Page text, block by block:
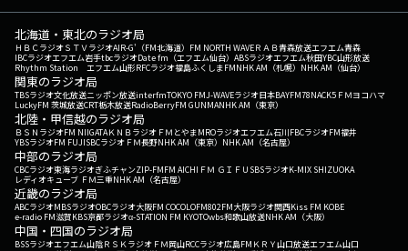
北海道・東北のラジオ局
ＨＢＣラジオＳＴＶラジオAIR-G'（FM北海道） FM NORTH WAVEＲＡＢ青森放送エフエム青森
IBCラジオエフエム岩手tbcラジオDate fm（エフエム仙台） ABSラジオエフエム秋田YBC山形放送
Rhythm Station エフエム山形RFCラジオ福島ふくしまFMNHK AM（札幌） NHK AM（仙台）
関東のラジオ局
TBSラジオ文化放送ニッポン放送interfmTOKYO FMJ-WAVEラジオ日本BAYFM78NACK5 ＦＭヨコハマ
LuckyFM 茨城放送CRT栃木放送RadioBerryFM GUNMANHK AM（東京）
北陸・甲信越のラジオ局
ＢＳＮラジオFM NIIGATAＫＮＢラジオ ＦＭとやまMROラジオエフエム石川FBCラジオFM福井
YBSラジオFM FUJISBCラジオ ＦＭ長野NHK AM（東京） NHK AM（名古屋）
中部のラジオ局
CBCラジオ東海ラジオぎふチャンZIP-FMFM AICHI ＦＭ ＧＩＦＵ SBSラジオK-MIX SHIZUOKA
レディオキューブ ＦＭ三重NHK AM（名古屋）
近畿のラジオ局
ABCラジオMBSラジオOBCラジオ大阪FM COCOLOFM802FM大阪ラジオ関西Kiss FM KOBE
e-radio FM滋賀KBS京都ラジオα-STATION FM KYOTOwbs和歌山放送NHK AM（大阪）
中国・四国のラジオ局
BSSラジオエフエム山陰ＲＳＫラジオ ＦＭ岡山RCCラジオ広島FM ＫＲＹ山口放送エフエム山口